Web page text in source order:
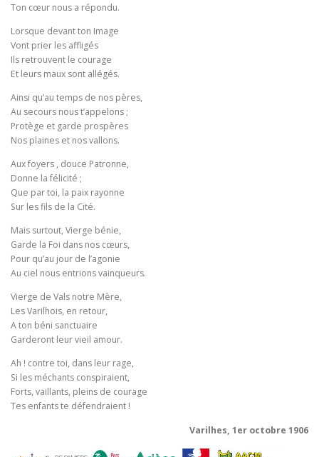
Ton cœur nous a répondu.
Lorsque devant ton Image
Vont prier les affligés
Ils retrouvent le courage
Et leurs maux sont allégés.
Ainsi qu’au temps de nos pères,
Au secours nous t’appelons ;
Protège et garde prospères
Nos plaines et nos vallons.
Aux foyers , douce Patronne,
Donne la félicité ;
Que par toi, la paix rayonne
Sur les fils de la Cité.
Mais surtout, Vierge bénie,
Garde la Foi dans nos cœurs,
Pour qu’au jour de l’agonie
Au ciel nous entrions vainqueurs.
Vierge de Vals notre Mère,
Les Varilhois, en retour,
A ton béni sanctuaire
Garderont leur vieil amour.
Ah ! contre toi, dans leur rage,
Si les méchants conspiraient,
Forts, vaillants, pleins de courage
Tes enfants te défendraient !
Varilhes, 1er octobre 1906